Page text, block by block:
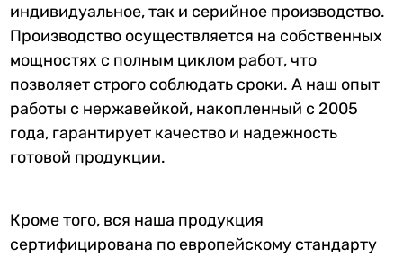
индивидуальное, так и серийное производство.
Производство осуществляется на собственных
мощностях с полным циклом работ, что
позволяет строго соблюдать сроки. А наш опыт
работы с нержавейкой, накопленный с 2005
года, гарантирует качество и надежность
готовой продукции.
Кроме того, вся наша продукция
сертифицирована по европейскому стандарту